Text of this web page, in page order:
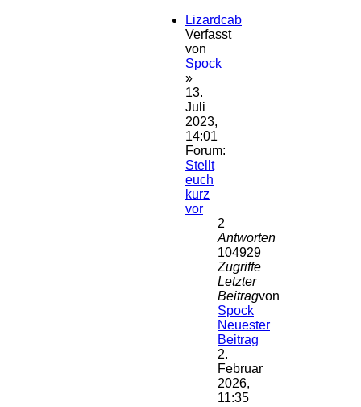
Lizardcab
Verfasst
von
Spock
»
13.
Juli
2023,
14:01
Forum:
Stellt
euch
kurz
vor
2
Antworten
104929
Zugriffe
Letzter
Beitragvon
Spock
Neuester
Beitrag
2.
Februar
2026,
11:35